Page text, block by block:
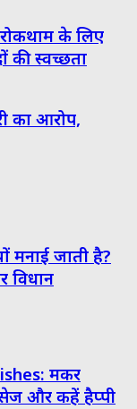
के लिए
की स्वच्छता
का आरोप,
मनाई जाती है?
विधान
मकर
और कहें हैप्पी